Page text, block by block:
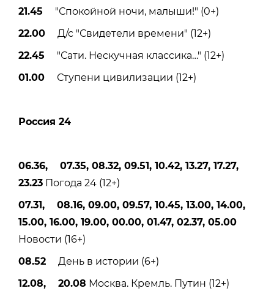
21.45 "Спокойной ночи, малыши!" (0+)
22.00 Д/с "Свидетели времени" (12+)
22.45 "Сати. Нескучная классика…" (12+)
01.00 Ступени цивилизации (12+)
Россия 24
06.36, 07.35, 08.32, 09.51, 10.42, 13.27, 17.27,
23.23 Погода 24 (12+)
07.31, 08.16, 09.00, 09.57, 10.45, 13.00, 14.00,
15.00, 16.00, 19.00, 00.00, 01.47, 02.37, 05.00
Новости (16+)
08.52 День в истории (6+)
12.08, 20.08 Москва. Кремль. Путин (12+)